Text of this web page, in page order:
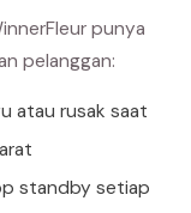
punya
pelanggan:
atau rusak saat
standby setiap